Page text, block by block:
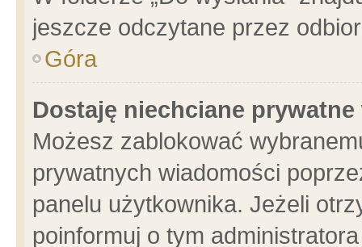
jeszcze odczytane przez
Góra
Dostaję niechciane
Możesz zablokować
prywatnych wiadomości
panelu użytkownika. Jeżeli
poinformuj o tym